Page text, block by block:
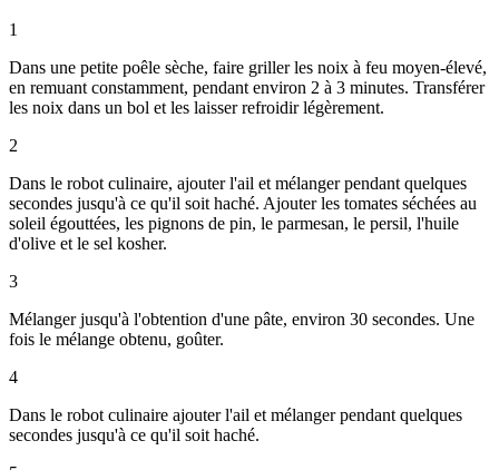
1
Dans une petite poêle sèche, faire griller les noix à feu moyen-élevé,
en remuant constamment, pendant environ 2 à 3 minutes. Transférer
les noix dans un bol et les laisser refroidir légèrement.
2
Dans le robot culinaire, ajouter l'ail et mélanger pendant quelques
secondes jusqu'à ce qu'il soit haché. Ajouter les tomates séchées au
soleil égouttées, les pignons de pin, le parmesan, le persil, l'huile
d'olive et le sel kosher.
3
Mélanger jusqu'à l'obtention d'une pâte, environ 30 secondes. Une
fois le mélange obtenu, goûter.
4
Dans le robot culinaire ajouter l'ail et mélanger pendant quelques
secondes jusqu'à ce qu'il soit haché.